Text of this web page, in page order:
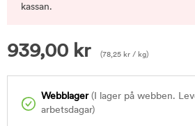
kassan.
939,00 kr (78,25 kr / kg)
Webblager(I lager på webben.
arbetsdagar)